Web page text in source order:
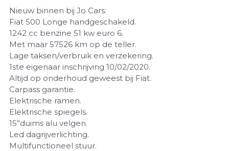
Nieuw binnen bij Jo Cars:
Fiat 500 Longe handgeschakeld.
1242 cc benzine 51 kw euro 6.
Met maar 57526 km op de teller.
Lage taksen/verbruik en verzekering.
1ste eigenaar inschrijving 10/02/2020.
Altijd op onderhoud geweest bij Fiat.
Carpass garantie.
Elektrische ramen.
Elektrische spiegels.
15”duims alu velgen.
Led dagrijverlichting.
Multifunctioneel stuur.